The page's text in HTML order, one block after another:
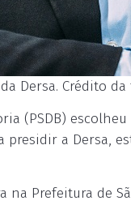
Dersa. Crédito
(PSDB)
a Dersa,
Prefeitura de